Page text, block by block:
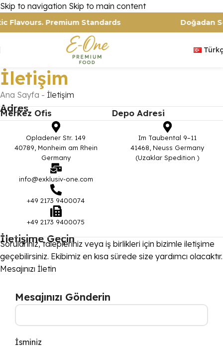
Skip to navigation Skip to main content
Flavours. Premium Standards
İletişim
Ana Sayfa - İletişim
Adres
Merkez Ofis
Opladener Str. 149
40789, Monheim am Rhein
Germany
info@exklusiv-one.com
+49 2173 9400074
+49 2173 9400075
Depo Adresi
Im Taubental 9–11
41468, Neuss Germany
(Uzaklar Spedition )
İletişime Geçin
Sorularınız, talepleriniz veya iş birlikleri için bizimle iletişime
geçebilirsiniz. Ekibimiz en kısa sürede size yardımcı olacaktır.
Mesajınızı İletin
Mesajınızı Gönderin
İsminiz